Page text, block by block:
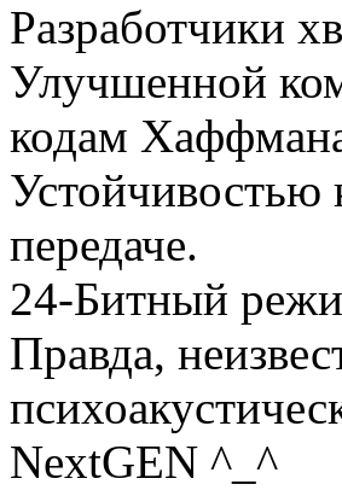
Разработчики
Улучшенной
кодам
Устойчивостью
передаче.
24-Битный
Правда,
NextGEN ^_^